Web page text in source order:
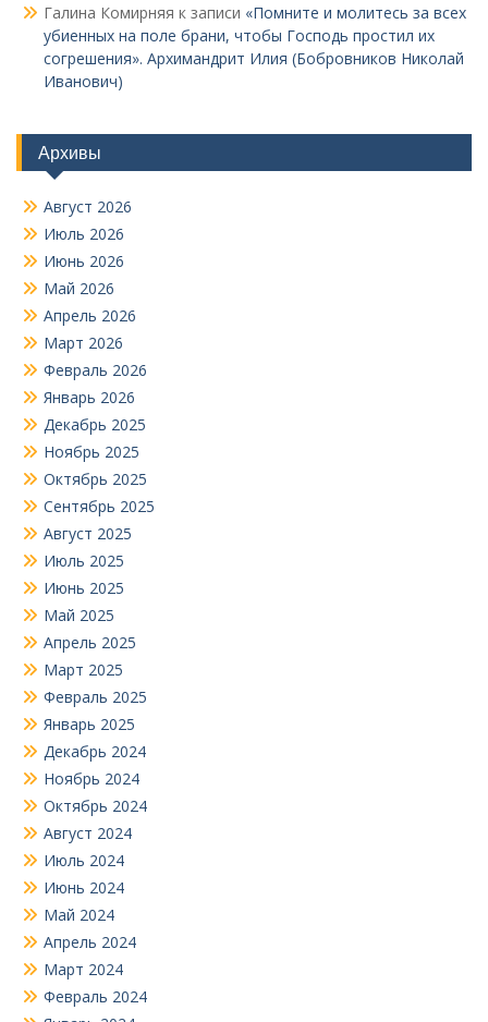
Галина Комирняя к записи «Помните и молитесь за всех
убиенных на поле брани, чтобы Господь простил их
согрешения». Архимандрит Илия (Бобровников Николай
Иванович)
Архивы
Август 2026
Июль 2026
Июнь 2026
Май 2026
Апрель 2026
Март 2026
Февраль 2026
Январь 2026
Декабрь 2025
Ноябрь 2025
Октябрь 2025
Сентябрь 2025
Август 2025
Июль 2025
Июнь 2025
Май 2025
Апрель 2025
Март 2025
Февраль 2025
Январь 2025
Декабрь 2024
Ноябрь 2024
Октябрь 2024
Август 2024
Июль 2024
Июнь 2024
Май 2024
Апрель 2024
Март 2024
Февраль 2024